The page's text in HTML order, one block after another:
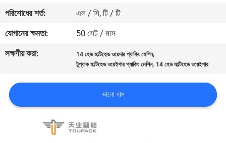
আমাদের
সাথে
যোগাযোগ
করুন
খবর
পরিশোধের শর্ত:
এল / সি, টি / টি
যোগানের ক্ষমতা:
50 সেট / মাস
লক্ষণীয় করা:
14 হেড মাল্টিহেড ওয়েদার প্যাকিং মেশিন,
টুপ্যাক মাল্টিহেড ওয়েইগার প্যাকিং মেশিন, 14 হেড মাল্টিহেড ওয়েইগার
ভালো দাম